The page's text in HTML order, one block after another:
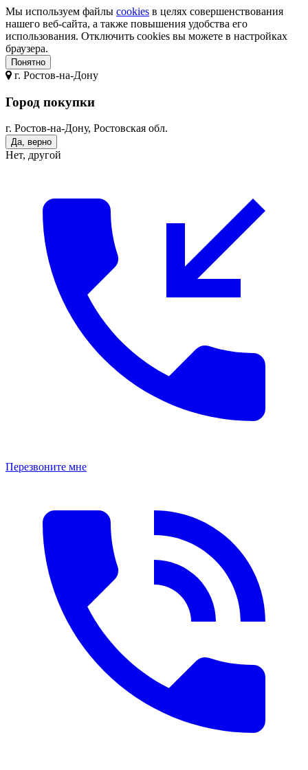
Мы используем файлы cookies в целях совершенствования
нашего веб-сайта, а также повышения удобства его
использования. Отключить cookies вы можете в настройках
браузера.
Понятно
г. Ростов-на-Дону
Город покупки
г. Ростов-на-Дону, Ростовская обл.
Да, верно
Нет, другой
Перезвоните мне